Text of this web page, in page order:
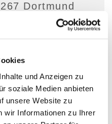
und Anzeigen zu
soziale Medien anbieten
unsere Website zu
wir Informationen zu Ihrer
Dortmund